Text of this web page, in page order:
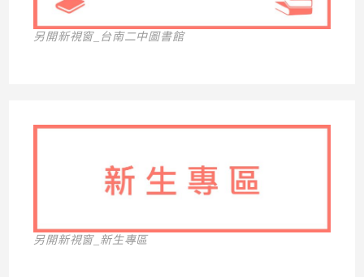
另開新視窗_台南二中圖書館
另開新視窗_新生專區